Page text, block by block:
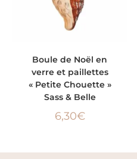
Boule de Noël en
verre et paillettes
« Petite Chouette »
Sass & Belle
6,30€